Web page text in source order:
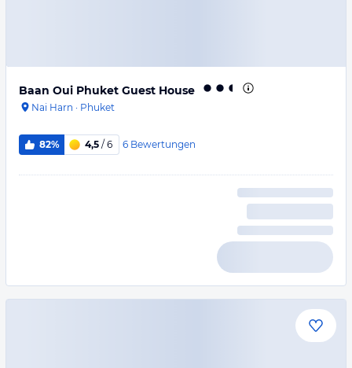
Baan Oui Phuket Guest House
Nai Harn · Phuket
82% 4,5 / 6 6 Bewertungen